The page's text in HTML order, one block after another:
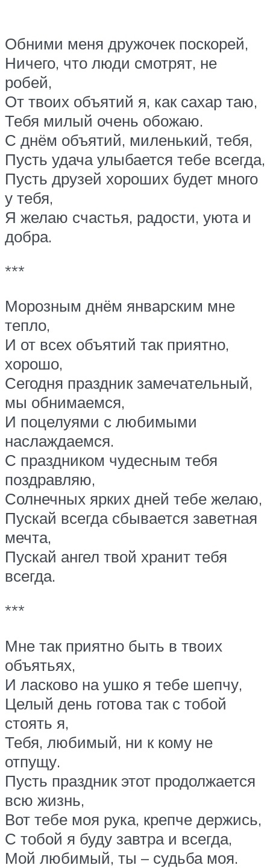
Обними меня дружочек поскорей,
Ничего, что люди смотрят, не
робей,
От твоих объятий я, как сахар таю,
Тебя милый очень обожаю.
С днём объятий, миленький, тебя,
Пусть удача улыбается тебе всегда,
Пусть друзей хороших будет много
у тебя,
Я желаю счастья, радости, уюта и
добра.
***
Морозным днём январским мне
тепло,
И от всех объятий так приятно,
хорошо,
Сегодня праздник замечательный,
мы обнимаемся,
И поцелуями с любимыми
наслаждаемся.
С праздником чудесным тебя
поздравляю,
Солнечных ярких дней тебе желаю,
Пускай всегда сбывается заветная
мечта,
Пускай ангел твой хранит тебя
всегда.
***
Мне так приятно быть в твоих
объятьях,
И ласково на ушко я тебе шепчу,
Целый день готова так с тобой
стоять я,
Тебя, любимый, ни к кому не
отпущу.
Пусть праздник этот продолжается
всю жизнь,
Вот тебе моя рука, крепче держись,
С тобой я буду завтра и всегда,
Мой любимый, ты – судьба моя.